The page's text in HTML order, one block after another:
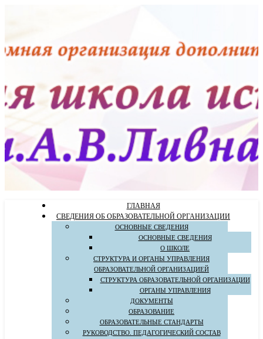
ГЛАВНАЯ
СВЕДЕНИЯ ОБ ОБРАЗОВАТЕЛЬНОЙ ОРГАНИЗАЦИИ
ОСНОВНЫЕ СВЕДЕНИЯ
ОСНОВНЫЕ СВЕДЕНИЯ
О ШКОЛЕ
СТРУКТУРА И ОРГАНЫ УПРАВЛЕНИЯ
ОБРАЗОВАТЕЛЬНОЙ ОРГАНИЗАЦИЕЙ
СТРУКТУРА ОБРАЗОВАТЕЛЬНОЙ ОРГАНИЗАЦИИ
ОРГАНЫ УПРАВЛЕНИЯ
ДОКУМЕНТЫ
ОБРАЗОВАНИЕ
ОБРАЗОВАТЕЛЬНЫЕ СТАНДАРТЫ
РУКОВОДСТВО. ПЕДАГОГИЧЕСКИЙ СОСТАВ